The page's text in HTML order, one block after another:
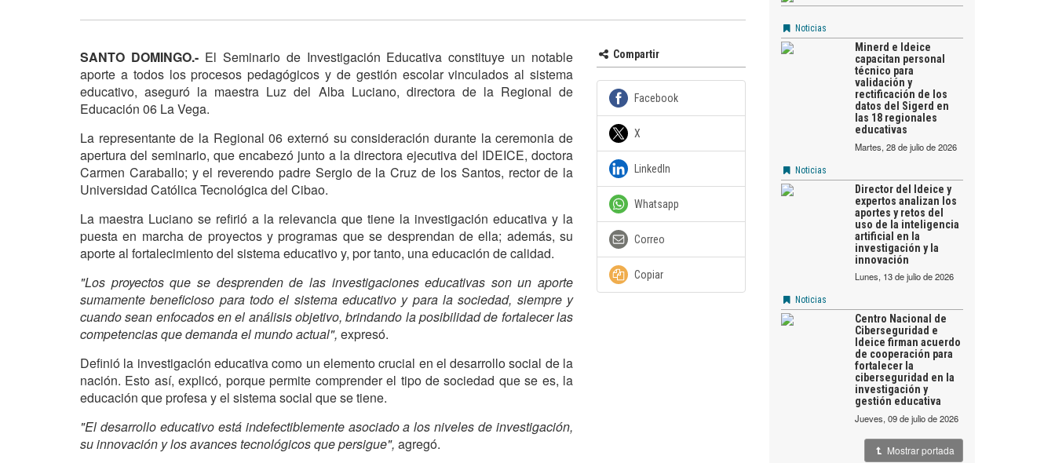
SANTO DOMINGO.-El Seminario de Investigación Educativa constituye un notable
aporte a todos los procesos pedagógicos y de gestión escolar vinculados al sistema
educativo, aseguró la maestra Luz del Alba Luciano, directora de la Regional de
Educación 06 La Vega.
La representante de la Regional 06 externó su consideración durante la ceremonia de
apertura del seminario, que encabezó junto a la directora ejecutiva del IDEICE, doctora
Carmen Caraballo; y el reverendo padre Sergio de la Cruz de los Santos, rector de la
Universidad Católica Tecnológica del Cibao.
La maestra Luciano se refirió a la relevancia que tiene la investigación educativa y la
puesta en marcha de proyectos y programas que se desprendan de ella; además, su
aporte al fortalecimiento del sistema educativo y, por tanto, una educación de calidad.
"Los proyectos que se desprenden de las investigaciones educativas son un aporte
sumamente beneficioso para todo el sistema educativo y para la sociedad, siempre y
cuando sean enfocados en el análisis objetivo, brindando la posibilidad de fortalecer las
competencias que demanda el mundo actual", expresó.
Definió la investigación educativa como un elemento crucial en el desarrollo social de la
nación. Esto así, explicó, porque permite comprender el tipo de sociedad que se es, la
educación que profesa y el sistema social que se tiene.
"El desarrollo educativo está indefectiblemente asociado a los niveles de investigación,
su innovación y los avances tecnológicos que persigue", agregó.
Compartir
Facebook
X
LinkedIn
Whatsapp
Correo
Copiar
Noticias
Minerd e Ideice
capacitan personal
técnico para
validación y
rectificación de los
datos del Sigerd en
las 18 regionales
educativas
martes, 28 de julio de 2026
Noticias
Director del Ideice y
expertos analizan los
aportes y retos del
uso de la inteligencia
artificial en la
investigación y la
innovación
lunes, 13 de julio de 2026
Noticias
Centro Nacional de
Ciberseguridad e
Ideice firman acuerdo
de cooperación para
fortalecer la
ciberseguridad en la
investigación y
gestión educativa
jueves, 09 de julio de 2026
Mostrar portada